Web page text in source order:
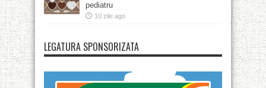
pediatru
10 zile ago
LEGATURA SPONSORIZATA